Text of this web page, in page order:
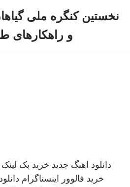
نخستین کنگره ملی
و راهکارهای
دانلود اهنگ جدید خرید بک لینک
خرید فالوور اینستاگرام